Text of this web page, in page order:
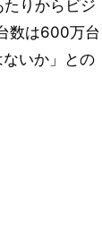
りからビジ
数は600万台
いか」との